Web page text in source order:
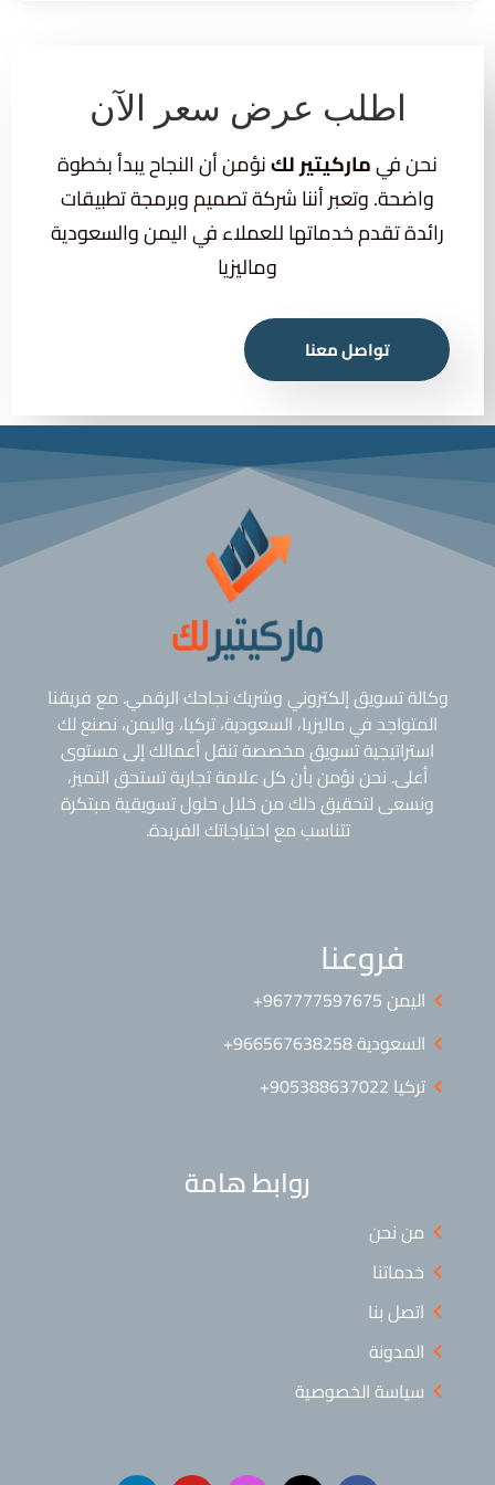
أمان التطبيق هو ثقة عملائك بك. نحن نهتم بـ: تحسين الأداء
واستخدام واجهات APIs آمنة. الالتزام بالمعايير العالمية مثل
GDPR لضمان الخصوصية.
اطلب عرض سعر الآن
نحن فيماركيتير لكنؤمن أن النجاح يبدأ بخطوة
واضحة. وتعبر أننا شركة تصميم وبرمجة تطبيقات
رائدة تقدم خدماتها للعملاء في اليمن والسعودية
وماليزيا
تواصل معنا
وكالة تسويق إلكتروني وشريك نجاحك الرقمي. مع فريقنا
المتواجد في ماليزيا، السعودية، تركيا، واليمن، نصنع لك
استراتيجية تسويق مخصصة تنقل أعمالك إلى مستوى
أعلى. نحن نؤمن بأن كل علامة تجارية تستحق التميز،
ونسعى لتحقيق ذلك من خلال حلول تسويقية مبتكرة
تتناسب مع احتياجاتك الفريدة.
فروعنا
اليمن ⁦+967777597675⁩
السعودية 966567638258+
تركيا 905388637022+
روابط هامة
من نحن
خدماتنا
اتصل بنا
المدونة
سياسة الخصوصية